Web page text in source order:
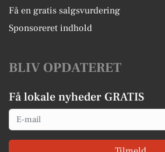
Få en gratis salgsvurdering
Sponsoreret indhold
BLIV OPDATERET
Få lokale nyheder GRATIS
Email